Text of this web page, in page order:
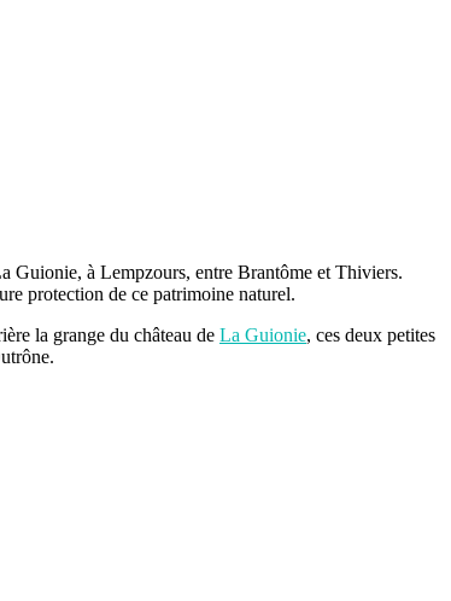
à Lempzours, entre Brantôme et Thiviers.
protection de ce patrimoine naturel.
la grange du château de La Guionie, ces deux petites